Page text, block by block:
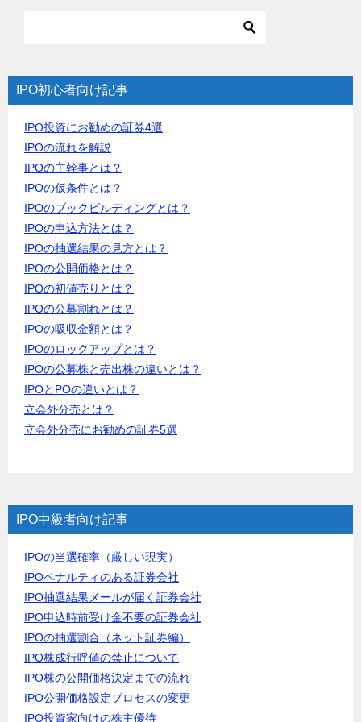
IPO初心者向け記事
IPO投資にお勧めの証券4選
IPOの流れを解説
IPOの主幹事とは？
IPOの仮条件とは？
IPOのブックビルディングとは？
IPOの申込方法とは？
IPOの抽選結果の見方とは？
IPOの公開価格とは？
IPOの初値売りとは？
IPOの公募割れとは？
IPOの吸収金額とは？
IPOのロックアップとは？
IPOの公募株と売出株の違いとは？
IPOとPOの違いとは？
立会外分売とは？
立会外分売にお勧めの証券5選
IPO中級者向け記事
IPOの当選確率（厳しい現実）
IPOペナルティのある証券会社
IPO抽選結果メールが届く証券会社
IPO申込時前受け金不要の証券会社
IPOの抽選割合（ネット証券編）
IPO株成行呼値の禁止について
IPO株の公開価格決定までの流れ
IPO公開価格設定プロセスの変更
IPO投資家向けの株主優待